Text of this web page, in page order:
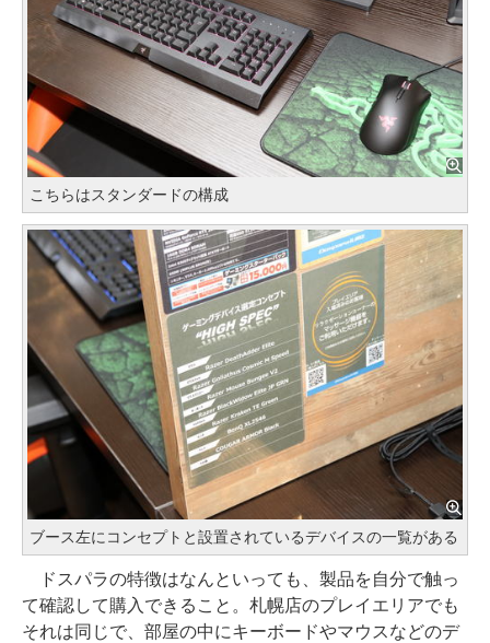
こちらはスタンダードの構成
ブース左にコンセプトと設置されているデバイスの一覧がある
ドスパラの特徴はなんといっても、製品を自分で触っ
て確認して購入できること。札幌店のプレイエリアでも
それは同じで、部屋の中にキーボードやマウスなどのデ